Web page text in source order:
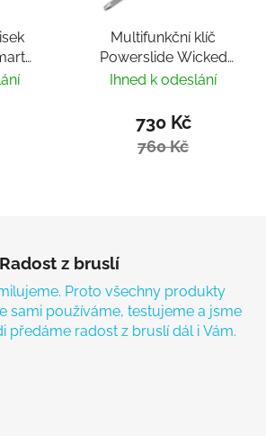
by
Multifunkční klíč
Powerslide Wicked
Hardcore Tool
Ihned k odeslání
730 Kč
760 Kč
z bruslí
Proto všechny produkty
sami používáme, testujeme a jsme
předáme radost z bruslí dál i Vám.